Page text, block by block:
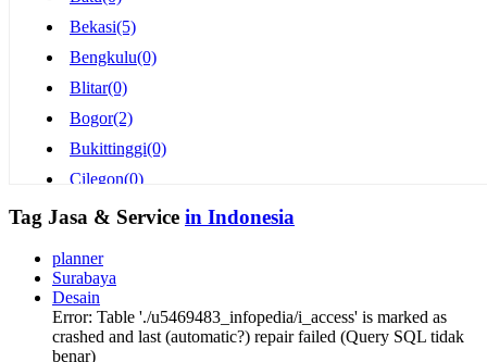
Bekasi(5)
Bengkulu(0)
Blitar(0)
Bogor(2)
Bukittinggi(0)
Cilegon(0)
Cimahi(0)
Depok
Gorontalo
Jakarta(11)
Tag Jasa & Service in Indonesia
planner
Surabaya
Desain
Error: Table './u5469483_infopedia/i_access' is marked as
crashed and last (automatic?) repair failed (Query SQL tidak
benar)